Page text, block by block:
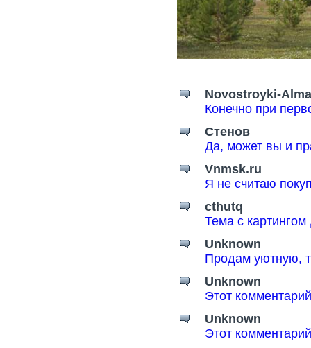
Novostroyki-
Конечно при
Стенов
Да, может вы и
Vnmsk.ru
Я не считаю
cthutq
Тема с
Unknown
Продам уютную,
Unknown
Этот
Unknown
Этот